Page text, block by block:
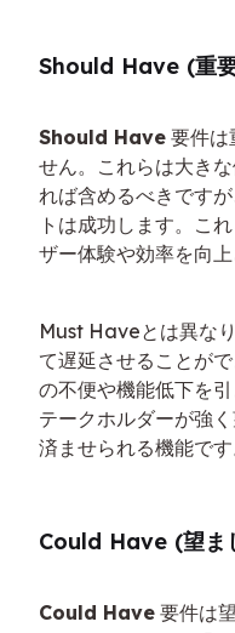
Should Have (重
Should Have 要件は
せん。これらは大き
れば含めるべきです
トは成功します。こ
ザー体験や効率を向
Must Haveとは異な
て遅延させることが
の不便や機能低下を
テークホルダーが強
済ませられる機能です
Could Have (望ま
Could Have 要件は